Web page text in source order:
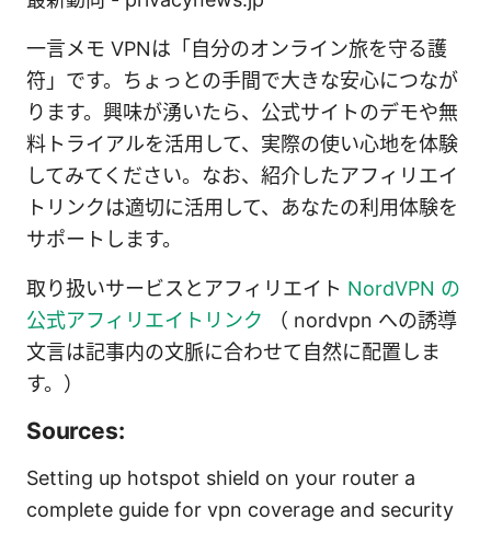
一言メモ VPNは「自分のオンライン旅を守る護
符」です。ちょっとの手間で大きな安心につなが
ります。興味が湧いたら、公式サイトのデモや無
料トライアルを活用して、実際の使い心地を体験
してみてください。なお、紹介したアフィリエイ
トリンクは適切に活用して、あなたの利用体験を
サポートします。
取り扱いサービスとアフィリエイト NordVPN の
公式アフィリエイトリンク
（ nordvpn への誘導
文言は記事内の文脈に合わせて自然に配置しま
す。）
Sources:
Setting up hotspot shield on your router a
complete guide for vpn coverage and security